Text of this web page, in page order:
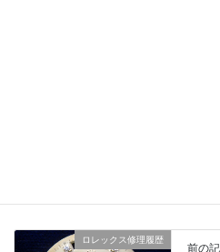
ロレックス修理履歴
前の